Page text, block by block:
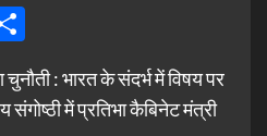
: भारत के संदर्भ में विषय पर
संगोष्ठी में प्रतिभा कैबिनेट मंत्री